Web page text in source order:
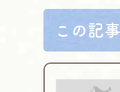
e
t
t
e
この記